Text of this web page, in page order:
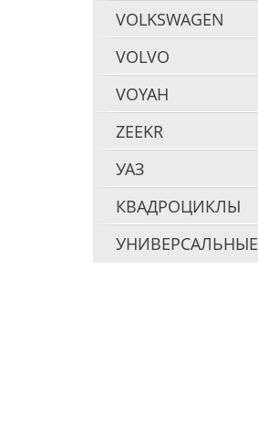
VOLKSWAGEN
VOLVO
VOYAH
ZEEKR
УАЗ
КВАДРОЦИКЛЫ
УНИВЕРСАЛЬНЫЕ